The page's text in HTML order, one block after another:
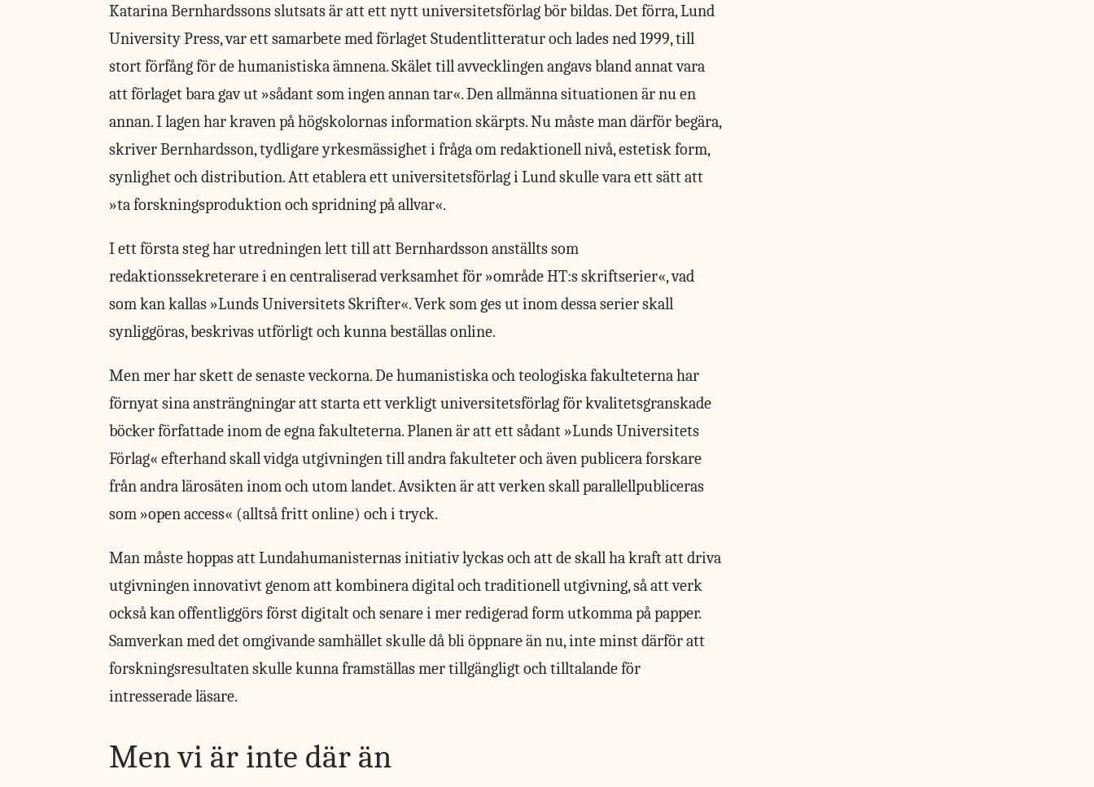
Katarina Bernhardssons slutsats är att ett nytt universitetsförlag bör bildas. Det förra, Lund
University Press, var ett samarbete med förlaget Studentlitteratur och lades ned 1999, till
stort förfång för de humanistiska ämnena. Skälet till avvecklingen angavs bland annat vara
att förlaget bara gav ut »sådant som ingen annan tar«. Den allmänna situationen är nu en
annan. I lagen har kraven på högskolornas information skärpts. Nu måste man därför begära,
skriver Bernhardsson, tydligare yrkesmässighet i fråga om redaktionell nivå, estetisk form,
synlighet och distribution. Att etablera ett universitetsförlag i Lund skulle vara ett sätt att
»ta forskningsproduktion och spridning på allvar«.
I ett första steg har utredningen lett till att Bernhardsson anställts som
redaktionssekreterare i en centraliserad verksamhet för »område HT:s skriftserier«, vad
som kan kallas »Lunds Universitets Skrifter«. Verk som ges ut inom dessa serier skall
synliggöras, beskrivas utförligt och kunna beställas online.
Men mer har skett de senaste veckorna. De humanistiska och teologiska fakulteterna har
förnyat sina ansträngningar att starta ett verkligt universitetsförlag för kvalitetsgranskade
böcker författade inom de egna fakulteterna. Planen är att ett sådant »Lunds Universitets
Förlag« efterhand skall vidga utgivningen till andra fakulteter och även publicera forskare
från andra lärosäten inom och utom landet. Avsikten är att verken skall parallellpubliceras
som »open access« (alltså fritt online) och i tryck.
Man måste hoppas att Lundahumanisternas initiativ lyckas och att de skall ha kraft att driva
utgivningen innovativt genom att kombinera digital och traditionell utgivning, så att verk
också kan offentliggörs först digitalt och senare i mer redigerad form utkomma på papper.
Samverkan med det omgivande samhället skulle då bli öppnare än nu, inte minst därför att
forskningsresultaten skulle kunna framställas mer tillgängligt och tilltalande för
intresserade läsare.
Men vi är inte där än